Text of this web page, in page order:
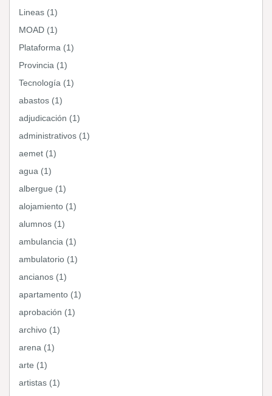
Lineas (1)
MOAD (1)
Plataforma (1)
Provincia (1)
Tecnología (1)
abastos (1)
adjudicación (1)
administrativos (1)
aemet (1)
agua (1)
albergue (1)
alojamiento (1)
alumnos (1)
ambulancia (1)
ambulatorio (1)
ancianos (1)
apartamento (1)
aprobación (1)
archivo (1)
arena (1)
arte (1)
artistas (1)